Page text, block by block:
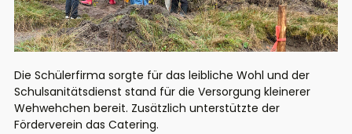
Die Schülerfirma sorgte für das leibliche Wohl und der
Schulsanitätsdienst stand für die Versorgung kleinerer
Wehwehchen bereit. Zusätzlich unterstützte der
Förderverein das Catering.